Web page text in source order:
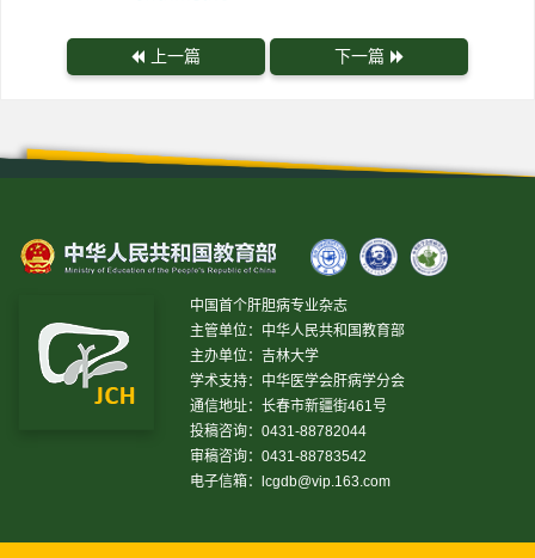
上一篇 下一篇
中国首个肝胆病专业杂志
主管单位：中华人民共和国教育部
主办单位：吉林大学
学术支持：中华医学会肝病学分会
通信地址：长春市新疆街461号
投稿咨询：0431-88782044
审稿咨询：0431-88783542
电子信箱：
lcgdb@vip.163.com